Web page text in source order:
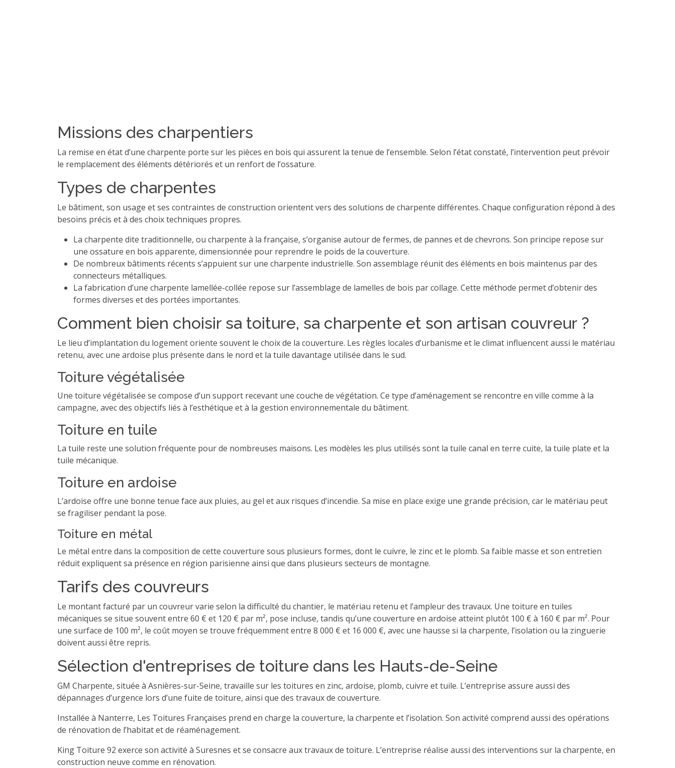
Missions des charpentiers
La remise en état d’une charpente porte sur les pièces en bois qui assurent la tenue de l’ensemble. Selon l’état constaté, l’intervention peut prévoir
le remplacement des éléments détériorés et un renfort de l’ossature.
Types de charpentes
Le bâtiment, son usage et ses contraintes de construction orientent vers des solutions de charpente différentes. Chaque configuration répond à des
besoins précis et à des choix techniques propres.
La charpente dite traditionnelle, ou charpente à la française, s’organise autour de fermes, de pannes et de chevrons. Son principe repose sur
une ossature en bois apparente, dimensionnée pour reprendre le poids de la couverture.
De nombreux bâtiments récents s’appuient sur une charpente industrielle. Son assemblage réunit des éléments en bois maintenus par des
connecteurs métalliques.
La fabrication d’une charpente lamellée-collée repose sur l’assemblage de lamelles de bois par collage. Cette méthode permet d’obtenir des
formes diverses et des portées importantes.
Comment bien choisir sa toiture, sa charpente et son artisan couvreur ?
Le lieu d’implantation du logement oriente souvent le choix de la couverture. Les règles locales d’urbanisme et le climat influencent aussi le matériau
retenu, avec une ardoise plus présente dans le nord et la tuile davantage utilisée dans le sud.
Toiture végétalisée
Une toiture végétalisée se compose d’un support recevant une couche de végétation. Ce type d’aménagement se rencontre en ville comme à la
campagne, avec des objectifs liés à l’esthétique et à la gestion environnementale du bâtiment.
Toiture en tuile
La tuile reste une solution fréquente pour de nombreuses maisons. Les modèles les plus utilisés sont la tuile canal en terre cuite, la tuile plate et la
tuile mécanique.
Toiture en ardoise
L’ardoise offre une bonne tenue face aux pluies, au gel et aux risques d’incendie. Sa mise en place exige une grande précision, car le matériau peut
se fragiliser pendant la pose.
Toiture en métal
Le métal entre dans la composition de cette couverture sous plusieurs formes, dont le cuivre, le zinc et le plomb. Sa faible masse et son entretien
réduit expliquent sa présence en région parisienne ainsi que dans plusieurs secteurs de montagne.
Tarifs des couvreurs
Le montant facturé par un couvreur varie selon la difficulté du chantier, le matériau retenu et l’ampleur des travaux. Une toiture en tuiles
mécaniques se situe souvent entre 60 € et 120 € par m², pose incluse, tandis qu’une couverture en ardoise atteint plutôt 100 € à 160 € par m². Pour
une surface de 100 m², le coût moyen se trouve fréquemment entre 8 000 € et 16 000 €, avec une hausse si la charpente, l’isolation ou la zinguerie
doivent aussi être repris.
Sélection d'entreprises de toiture dans les Hauts-de-Seine
GM Charpente, située à Asnières-sur-Seine, travaille sur les toitures en zinc, ardoise, plomb, cuivre et tuile. L’entreprise assure aussi des
dépannages d’urgence lors d’une fuite de toiture, ainsi que des travaux de couverture.
Installée à Nanterre, Les Toitures Françaises prend en charge la couverture, la charpente et l’isolation. Son activité comprend aussi des opérations
de rénovation de l’habitat et de réaménagement.
King Toiture 92 exerce son activité à Suresnes et se consacre aux travaux de toiture. L’entreprise réalise aussi des interventions sur la charpente, en
construction neuve comme en rénovation.